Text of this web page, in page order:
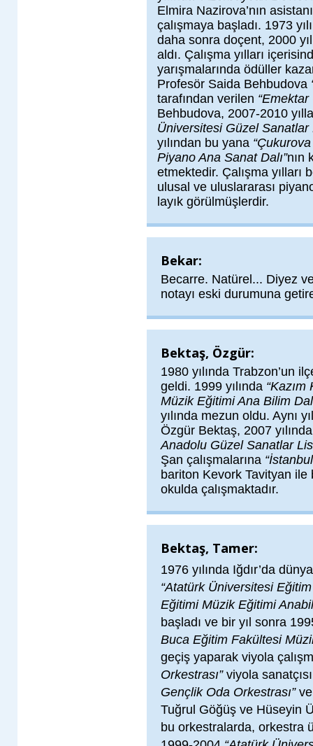
Elmira Nazirova’nın
çalışmaya başladı. 1973
daha sonra doçent, 2000
aldı. Çalışma yılları
yarışmalarında ödüller
Profesör Saida Behbudova
tarafından verilen “Emektar
Behbudova, 2007-2010
Üniversitesi Güzel Sanatlar
yılından bu yana
Piyano Ana Sanat Dalı”nın
etmektedir. Çalışma
ulusal ve uluslararası
layık görülmüşlerdir.
Bekar:
Becarre. Natürel... Diyez
notayı eski durumuna
Bektaş, Özgür:
1980 yılında Trabzon’un
geldi. 1999 yılında
Müzik Eğitimi Ana Bilim
yılında mezun oldu. Aynı
Özgür Bektaş, 2007
Anadolu Güzel Sanatlar
Şan çalışmalarına
bariton Kevork Tavityan
okulda çalışmaktadır.
Bektaş, Tamer:
1976 yılında Iğdır’da
“Atatürk Üniversitesi
Eğitimi Müzik Eğitimi
başladı ve bir yıl sonra
Buca Eğitim Fakültesi
geçiş yaparak viyola
Orkestrası”viyola
Gençlik Oda Orkestrası”
Tuğrul Göğüş ve Hüseyin
bu orkestralarda, orkestra